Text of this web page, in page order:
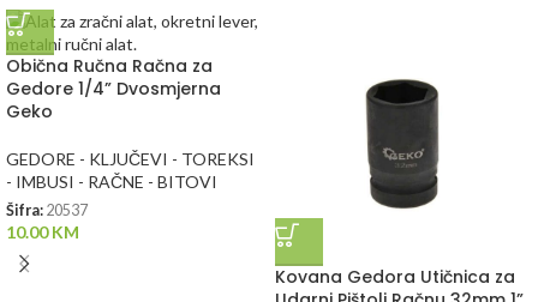
Obična Ručna Račna za
Gedore 1/4” Dvosmjerna
Geko
GEDORE - KLJUČEVI - TOREKSI
- IMBUSI - RAČNE - BITOVI
Šifra: 20537
10.00KM
Kovana Gedora Utičnica za